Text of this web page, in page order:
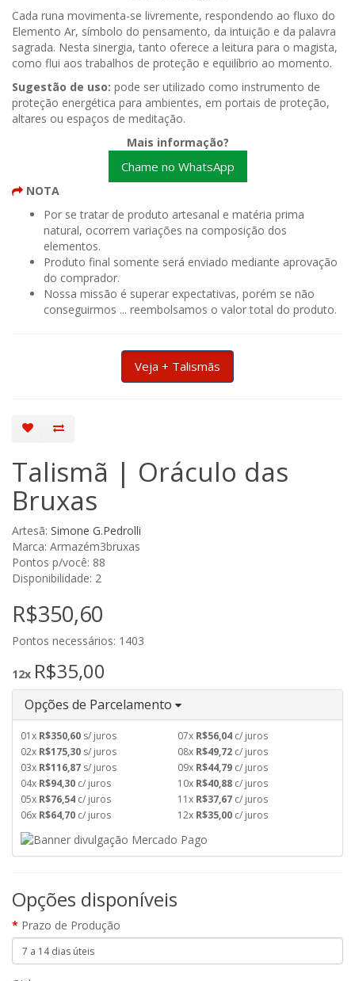
Cada runa movimenta-se livremente, respondendo ao fluxo do
Elemento Ar, símbolo do pensamento, da intuição e da palavra
sagrada. Nesta sinergia, tanto oferece a leitura para o magista,
como flui aos trabalhos de proteção e equilíbrio ao momento.
Sugestão de uso: pode ser utilizado como instrumento de
proteção energética para ambientes, em portais de proteção,
altares ou espaços de meditação.
Mais informação?
Chame no WhatsApp
NOTA
Por se tratar de produto artesanal e matéria prima
natural, ocorrem variações na composição dos
elementos.
Produto final somente será enviado mediante aprovação
do comprador.
Nossa missão é superar expectativas, porém se não
conseguirmos ... reembolsamos o valor total do produto.
Veja + Talismãs
Talismã | Oráculo das
Bruxas
Artesã: Simone G.Pedrolli
Marca: Armazém3bruxas
Pontos p/você: 88
Disponibilidade: 2
R$350,60
Pontos necessários: 1403
12x R$35,00
Opções de Parcelamento
01x R$350,60 s/ juros
02x R$175,30 s/ juros
03x R$116,87 s/ juros
04x R$94,30 c/ juros
05x R$76,54 c/ juros
06x R$64,70 c/ juros
07x R$56,04 c/ juros
08x R$49,72 c/ juros
09x R$44,79 c/ juros
10x R$40,88 c/ juros
11x R$37,67 c/ juros
12x R$35,00 c/ juros
Opções disponíveis
Prazo de Produção